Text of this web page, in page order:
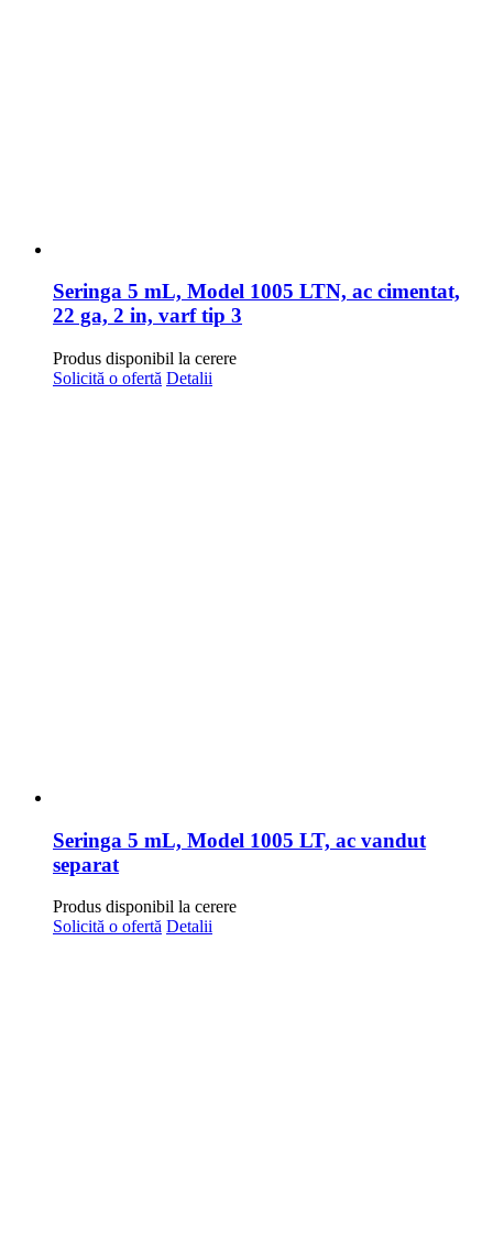
Seringa 5 mL, Model 1005 LTN, ac cimentat,
22 ga, 2 in, varf tip 3
Produs disponibil la cerere
Solicită o ofertă Detalii
Seringa 5 mL, Model 1005 LT, ac vandut
separat
Produs disponibil la cerere
Solicită o ofertă Detalii